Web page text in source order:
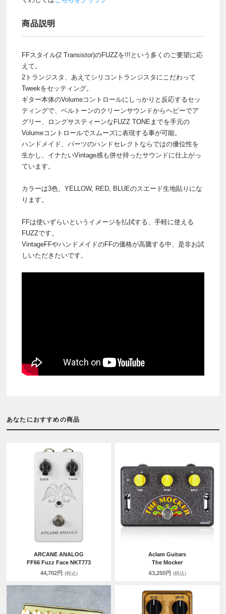
商品説明
FFスタイル(2 Transistor)のFUZZを!!!という多くのご要望に応
えて。
2トランジスタ、あえてシリコントランジスタにこだわって
Tweekをセッティング。
ギター本体のVolumeコントロールにしっかりと反応するセッ
ティングで、ベルトーンのクリーンサウンドからヘビーでア
グリー、ロングサスティーンなFUZZ TONEまでを手元の
Volumeコントロールでスムーズに表現する事が可能。
ハンドメイド、パーツのハンドセレクトならではの優位性を
生かし、イナたいVintage感も併せ持ったサウンドに仕上がっ
ています。
カラーは3色、YELLOW, RED, BLUEのスエード生地貼りにな
ります。
FFは使いずらいというイメージを払拭する、手軽に使える
FUZZです。
VintageFFやハンドメイドのFFの価格が高騰する中、是非お試
しいただきたいです。
あなたにおすすめの商品
ARCANE ANALOG
FF66 Fuzz Face NKT773
44,702円 (税込)
Aclam Guitars
The Mocker
63,250円 (税込)